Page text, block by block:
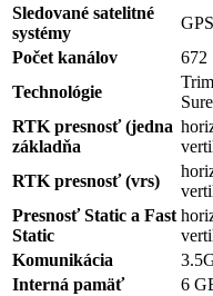
Sledované satelitné
systémy
Počet kanálov
672
Technológie
RTK presnosť (jedna
základňa
RTK presnosť (vrs)
Presnosť Static a Fast
Static
Komunikácia
Interná pamäť
6